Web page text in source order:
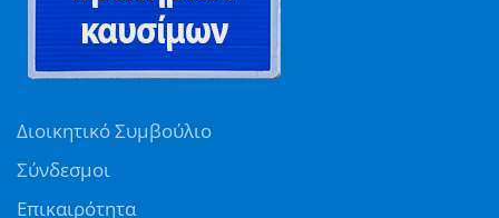
Διοικητικό Συμβούλιο
Σύνδεσμοι
Επικαιρότητα